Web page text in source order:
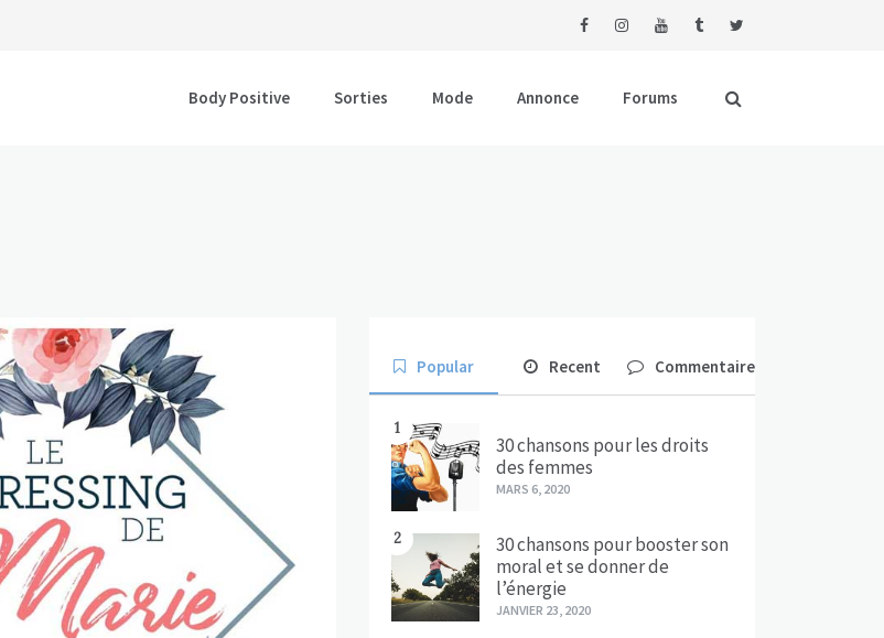
Body Positive Sorties Mode Annonce Forums
Popular Recent Commentaire
1
30 chansons pour les droits
des femmes
MARS 6, 2020
2
30 chansons pour booster son
moral et se donner de
l’énergie
JANVIER 23, 2020